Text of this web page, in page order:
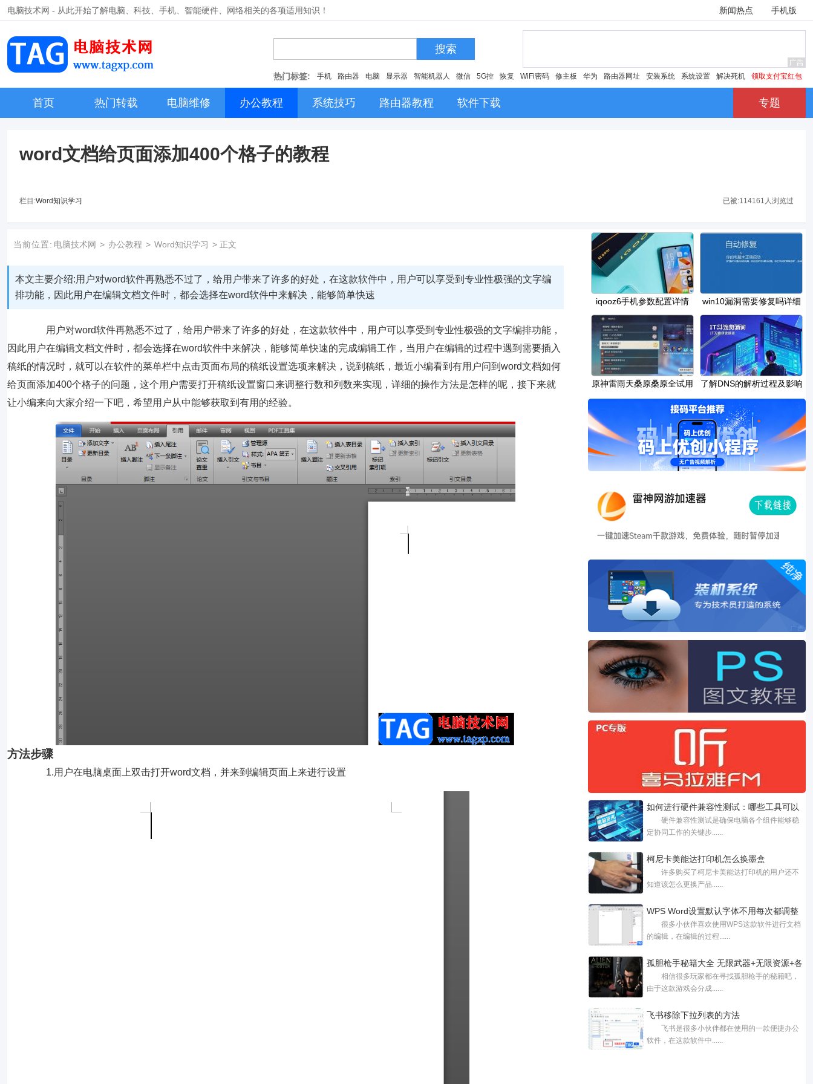
电脑技术网 - 从此开始了解电脑、科技、手机、智能硬件、网络相关的各项适用知识！ 新闻热点 手机版
搜索
热门标签: 手机 路由器 电脑 显示器 智能机器人 微信 5G控 恢复 WiFi密码 修主板 华为 路由器网址 安装系统 系统设置 解决死机 领取支付宝红包
首页 热门转载 电脑维修 办公教程 系统技巧 路由器教程 软件下载 专题
​word文档给页面添加400个格子的教程
栏目:Word知识学习 已被:114161人浏览过
当前位置: 电脑技术网 > 办公教程 > Word知识学习 > 正文
本文主要介绍:用户对word软件再熟悉不过了，给用户带来了许多的好处，在这款软件中，用户可以享受到专业性极强的文字编
排功能，因此用户在编辑文档文件时，都会选择在word软件中来解决，能够简单快速
用户对word软件再熟悉不过了，给用户带来了许多的好处，在这款软件中，用户可以享受到专业性极强的文字编排功能，
因此用户在编辑文档文件时，都会选择在word软件中来解决，能够简单快速的完成编辑工作，当用户在编辑的过程中遇到需要插入
稿纸的情况时，就可以在软件的菜单栏中点击页面布局的稿纸设置选项来解决，说到稿纸，最近小编看到有用户问到word文档如何
给页面添加400个格子的问题，这个用户需要打开稿纸设置窗口来调整行数和列数来实现，详细的操作方法是怎样的呢，接下来就
让小编来向大家介绍一下吧，希望用户从中能够获取到有用的经验。
方法步骤
1.用户在电脑桌面上双击打开word文档，并来到编辑页面上来进行设置
iqooz6手机参数配置详情
win10漏洞需要修复吗详细
介绍
原神雷雨天桑原桑原全试用
角色怎么过
了解DNS的解析过程及影响
因素DNS解析慢如
如何进行硬件兼容性测试：哪些工具可以
硬件兼容性测试是确保电脑各个组件能够稳
定协同工作的关键步......
柯尼卡美能达打印机怎么换墨盒
许多购买了柯尼卡美能达打印机的用户还不
知道该怎么更换产品......
WPS Word设置默认字体不用每次都调整
的方很多小伙伴喜欢使用WPS这款软件进行文档
的编辑，在编辑的过程......
孤胆枪手秘籍大全 无限武器+无限资源+各
相信很多玩家都在寻找孤胆枪手的秘籍吧，
由于这款游戏会分成......
飞书移除下拉列表的方法
飞书是很多小伙伴都在使用的一款便捷办公
软件，在这款软件中......